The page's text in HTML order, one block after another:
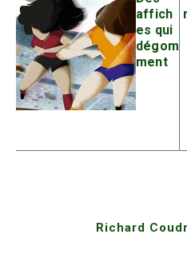
affich
es qui
dégom
ment
Richard